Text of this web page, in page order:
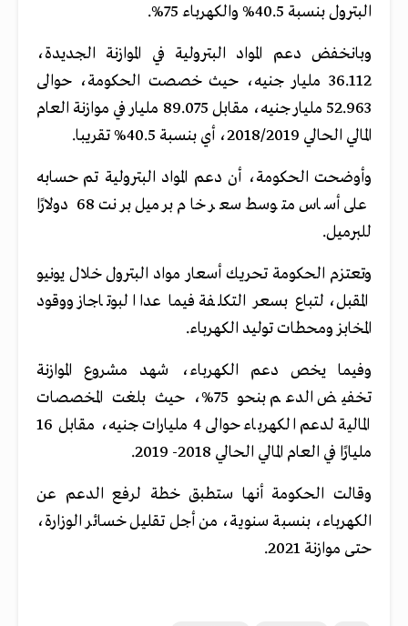
البترول بنسبة 40.5% والكهرباء 75%.
وبانخفض دعم المواد البترولية في الموازنة الجديدة،
36.112 مليار جنيه، حيث خصصت الحكومة، حوالى
52.963 مليار جنيه، مقابل 89.075 مليار في موازنة العام
المالي الحالي 2018/2019، أي بنسبة 40.5% تقريبا.
وأوضحت الحكومة، أن دعم المواد البترولية تم حسابه
على أساس متوسط سعر خام برميل برنت 68 دولارًا
للبرميل.
وتعتزم الحكومة تحريك أسعار مواد البترول خلال يونيو
المقبل، لتباع بسعر التكلفة فيما عدا البوتاجاز ووقود
المخابز ومحطات توليد الكهرباء.
وفيما يخص دعم الكهرباء، شهد مشروع الموازنة
تخفيض الدعم بنحو 75%، حيث بلغت المخصصات
المالية لدعم الكهرباء حوالى 4 مليارات جنيه، مقابل 16
مليارًا في العام المالي الحالي 2018- 2019.
وقالت الحكومة أنها ستطبق خطة لرفع الدعم عن
الكهرباء، بنسبة سنوية، من أجل تقليل خسائر الوزارة،
حتى موازنة 2021.